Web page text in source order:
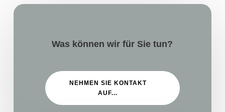
Was können wir für Sie tun?
NEHMEN SIE KONTAKT
AUF...